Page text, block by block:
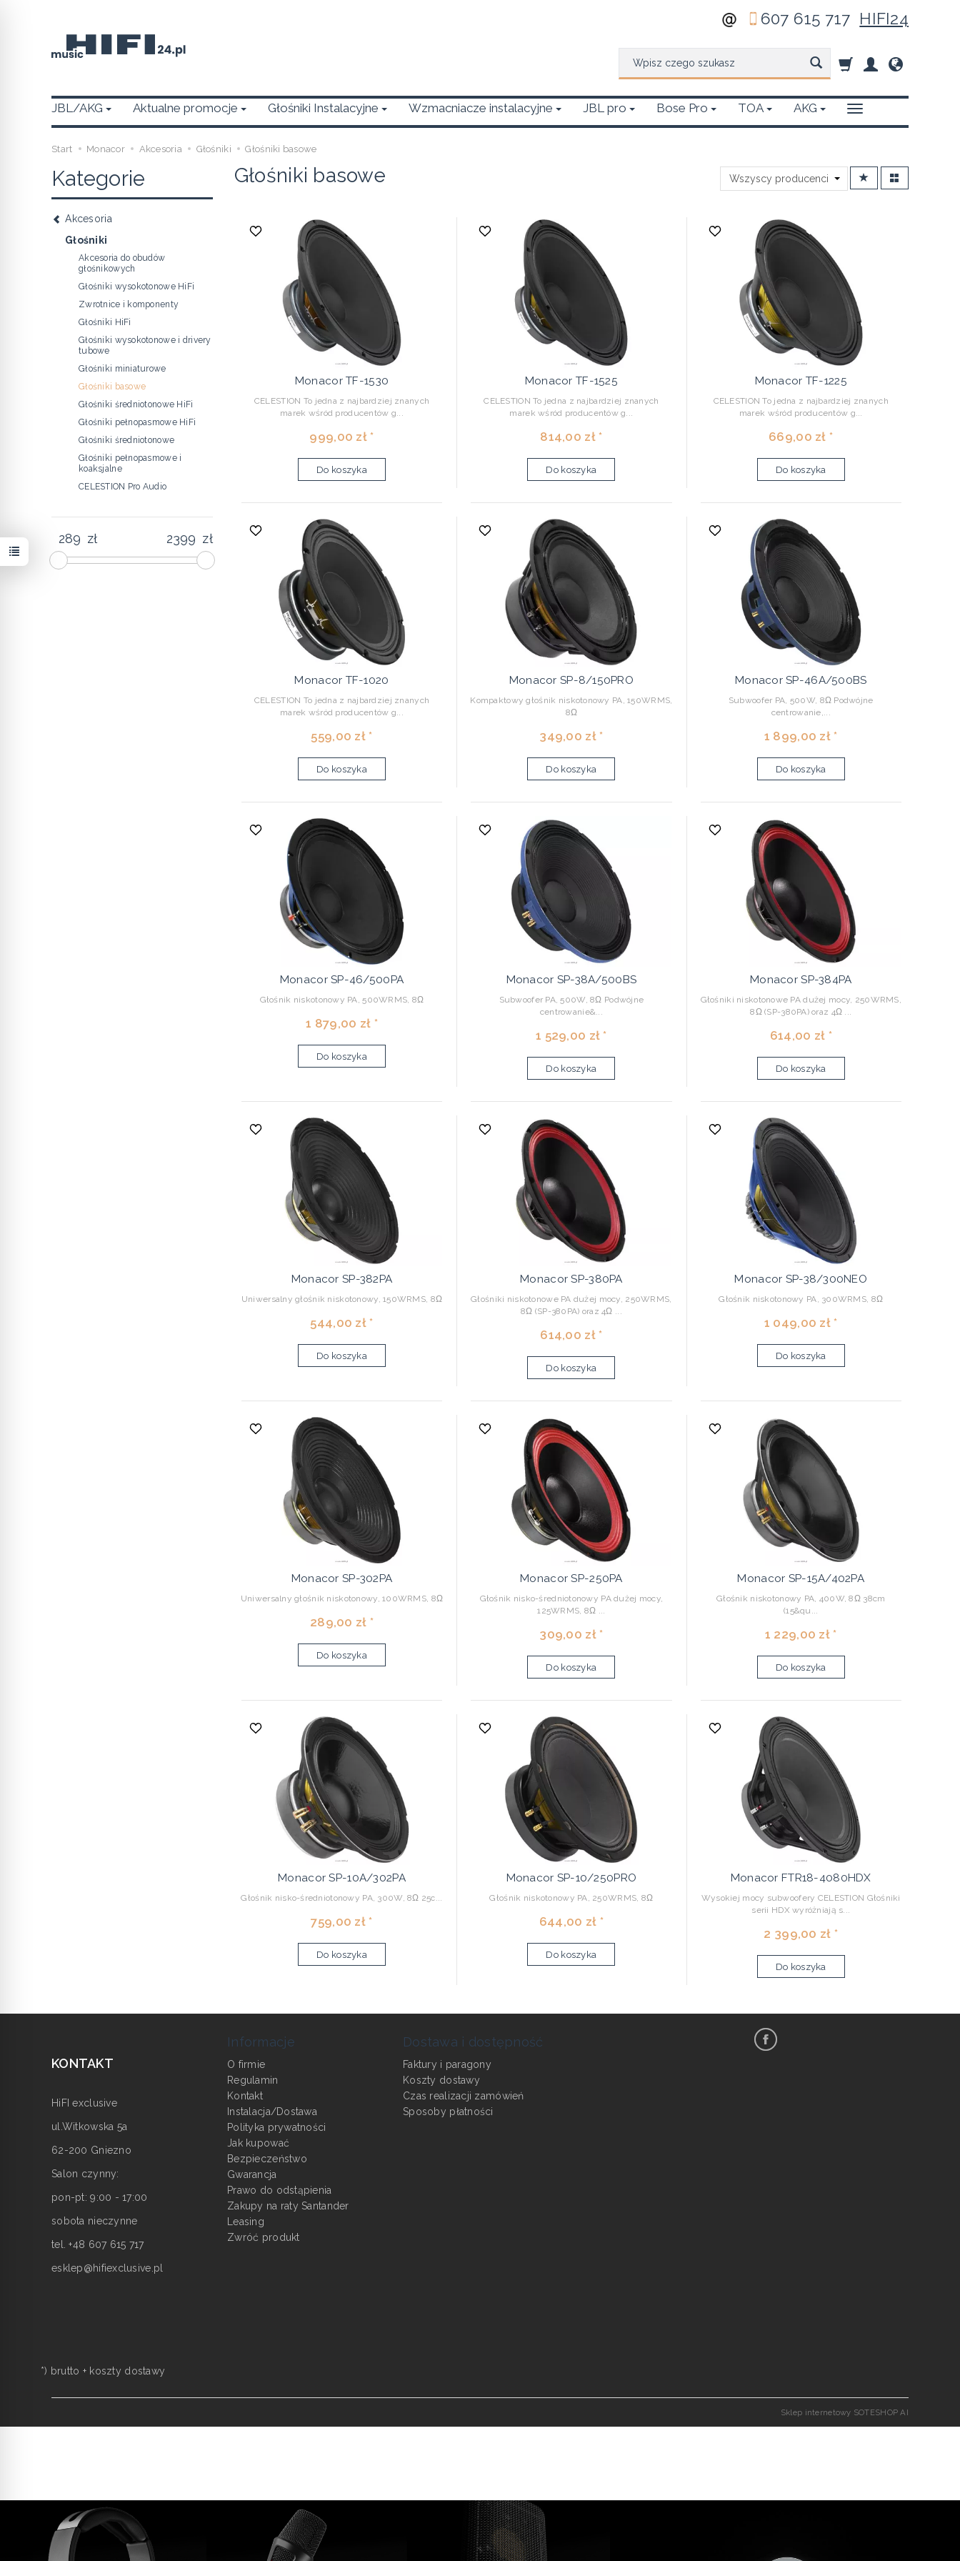
607 615 717 HIFI24
JBL/AKG Aktualne promocje Głośniki Instalacyjne Wzmacniacze instalacyjne JBL pro Bose Pro TOA AKG
Start Monacor Akcesoria Głośniki Głośniki basowe
Głośniki basowe
Monacor TF-1530
CELESTION To jedna z najbardziej znanych
marek wśród producentów g...
999,00 zł *
Do koszyka
Monacor TF-1525
CELESTION To jedna z najbardziej znanych
marek wśród producentów g...
814,00 zł *
Do koszyka
Monacor TF-1225
CELESTION To jedna z najbardziej znanych
marek wśród producentów g...
669,00 zł *
Do koszyka
Monacor TF-1020
CELESTION To jedna z najbardziej znanych
marek wśród producentów g...
559,00 zł *
Do koszyka
Monacor SP-8/150PRO
Kompaktowy głośnik niskotonowy PA, 150WRMS,
8Ω
349,00 zł *
Do koszyka
Monacor SP-46A/500BS
Subwoofer PA, 500W, 8Ω Podwójne
centrowanie,...
1 899,00 zł *
Do koszyka
Monacor SP-46/500PA
Głośnik niskotonowy PA, 500WRMS, 8Ω
1 879,00 zł *
Do koszyka
Monacor SP-38A/500BS
Subwoofer PA, 500W, 8Ω Podwójne
centrowanie&...
1 529,00 zł *
Do koszyka
Monacor SP-384PA
Głośniki niskotonowe PA dużej mocy, 250WRMS,
8Ω (SP-380PA) oraz 4Ω ...
614,00 zł *
Do koszyka
Monacor SP-382PA
Uniwersalny głośnik niskotonowy, 150WRMS, 8Ω
544,00 zł *
Do koszyka
Monacor SP-380PA
Głośniki niskotonowe PA dużej mocy, 250WRMS,
8Ω (SP-380PA) oraz 4Ω ...
614,00 zł *
Do koszyka
Monacor SP-38/300NEO
Głośnik niskotonowy PA, 300WRMS, 8Ω
1 049,00 zł *
Do koszyka
Monacor SP-302PA
Uniwersalny głośnik niskotonowy, 100WRMS, 8Ω
289,00 zł *
Do koszyka
Monacor SP-250PA
Głośnik nisko-średniotonowy PA dużej mocy,
125WRMS, 8Ω ...
309,00 zł *
Do koszyka
Monacor SP-15A/402PA
Głośnik niskotonowy PA, 400W, 8Ω 38cm
(15&qu...
1 229,00 zł *
Do koszyka
Monacor SP-10A/302PA
Głośnik nisko-średniotonowy PA, 300W, 8Ω 25c...
759,00 zł *
Do koszyka
Monacor SP-10/250PRO
Głośnik niskotonowy PA, 250WRMS, 8Ω
644,00 zł *
Do koszyka
Monacor FTR18-4080HDX
Wysokiej mocy subwoofery CELESTION Głośniki
serii HDX wyróżniają s...
2 399,00 zł *
Do koszyka
Kategorie
Akcesoria
Głośniki
Akcesoria do obudów
głośnikowych
Głośniki wysokotonowe HiFi
Zwrotnice i komponenty
Głośniki HiFi
Głośniki wysokotonowe i drivery
tubowe
Głośniki miniaturowe
Głośniki basowe
Głośniki średniotonowe HiFi
Głośniki pełnopasmowe HiFi
Głośniki średniotonowe
Głośniki pełnopasmowe i
koaksjalne
CELESTION Pro Audio
zł zł
KONTAKT
HiFI exclusive
ul.Witkowska 5a
62-200 Gniezno
Salon czynny:
pon-pt: 9:00 - 17:00
sobota nieczynne
tel. +48 607 615 717
esklep@hifiexclusive.pl
Informacje
O firmie
Regulamin
Kontakt
Instalacja/Dostawa
Polityka prywatności
Jak kupować
Bezpieczeństwo
Gwarancja
Prawo do odstąpienia
Zakupy na raty Santander
Leasing
Zwróć produkt
Dostawa i dostępność
Faktury i paragony
Koszty dostawy
Czas realizacji zamówień
Sposoby płatności
*) brutto + koszty dostawy
Sklep internetowy SOTESHOP AI